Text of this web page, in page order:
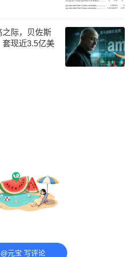
之际，贝佐斯
套现近3.5亿美
@元宝 写评论